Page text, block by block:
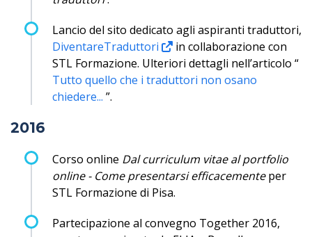
Lancio del sito dedicato agli aspiranti traduttori,
DiventareTraduttori
in collaborazione con
STL Formazione. Ulteriori dettagli nell’articolo “
Tutto quello che i traduttori non osano
chiedere... ”.
2016
Corso online Dal curriculum vitae al portfolio
online - Come presentarsi efficacementeper
STL Formazione di Pisa.
Partecipazione al convegno Together 2016,